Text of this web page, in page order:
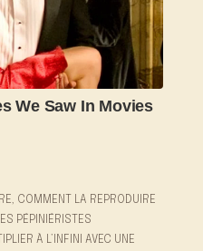
COMMENT LA REPRODUIRE
PÉPINIÉRISTES
À L’INFINI AVEC UNE